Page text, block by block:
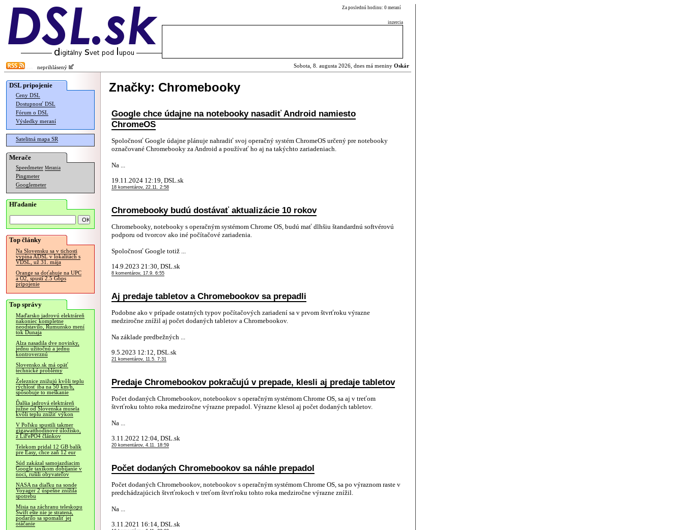
Za poslednú hodinu: 0 meraní
inzercia
neprihlásený Sobota, 8. augusta 2026, dnes má meniny Oskár
DSL pripojenie
Ceny DSL
Dostupnosť DSL
Fórum o DSL
Výsledky meraní
Satelitná mapa SR
Merače
Speedmeter Merania
Pingmeter
Googlemeter
Hľadanie
Top články
Na Slovensku sa v tichosti
vypína ADSL v lokalitách s
VDSL, už 31. mája
Orange sa doťahuje na UPC
a O2, spustí 2.5 Gbps
pripojenie
Top správy
Maďarsko jadrovú elektráreň
nakoniec kompletne
neodstavilo, Rumunsko mení
tok Dunaja
Alza nasadila dve novinky,
jednu užitočnú a jednu
kontroverznú
Slovensko.sk má opäť
technické problémy
Železnice znižujú kvôli teplu
rýchlosť iba na 50 km/h,
spôsobuje to meškanie
Ďalšia jadrová elektráreň
južne od Slovenska musela
kvôli teplu znížiť výkon
V Poľsku spustili takmer
gigawatthodinové úložisko,
z LiFePO4 článkov
Telekom pridal 12 GB balík
pre Easy, chce zaň 12 eur
Súd zakázal samojazdiacim
Google taxíkom dobíjanie v
noci, rušili obyvateľov
NASA na diaľku na sonde
Voyager 2 úspešne znížila
spotrebu
Misia na záchranu teleskopu
Swift ešte nie je stratená,
podarilo sa spomaliť jej
otáčanie
Značky: Chromebooky
Google chce údajne na notebooky nasadiť Android namiesto
ChromeOS
Spoločnosť Google údajne plánuje nahradiť svoj operačný systém ChromeOS určený pre notebooky
označované Chromebooky za Android a používať ho aj na takýchto zariadeniach.
Na ...
19.11.2024 12:19, DSL.sk
18 komentárov, 22.11. 2:58
Chromebooky budú dostávať aktualizácie 10 rokov
Chromebooky, notebooky s operačným systémom Chrome OS, budú mať dlhšiu štandardnú softvérovú
podporu od tvorcov ako iné počítačové zariadenia.
Spoločnosť Google totiž ...
14.9.2023 21:30, DSL.sk
8 komentárov, 17.9. 6:55
Aj predaje tabletov a Chromebookov sa prepadli
Podobne ako v prípade ostatných typov počítačových zariadení sa v prvom štvrťroku výrazne
medziročne znížil aj počet dodaných tabletov a Chromebookov.
Na základe predbežných ...
9.5.2023 12:12, DSL.sk
21 komentárov, 11.5. 7:31
Predaje Chromebookov pokračujú v prepade, klesli aj predaje tabletov
Počet dodaných Chromebookov, notebookov s operačným systémom Chrome OS, sa aj v treťom
štvrťroku tohto roka medziročne výrazne prepadol. Výrazne klesol aj počet dodaných tabletov.
Na ...
3.11.2022 12:04, DSL.sk
20 komentárov, 4.11. 18:59
Počet dodaných Chromebookov sa náhle prepadol
Počet dodaných Chromebookov, notebookov s operačným systémom Chrome OS, sa po výraznom raste v
predchádzajúcich štvrťrokoch v treťom štvrťroku tohto roka medziročne výrazne znížil.
Na ...
3.11.2021 16:14, DSL.sk